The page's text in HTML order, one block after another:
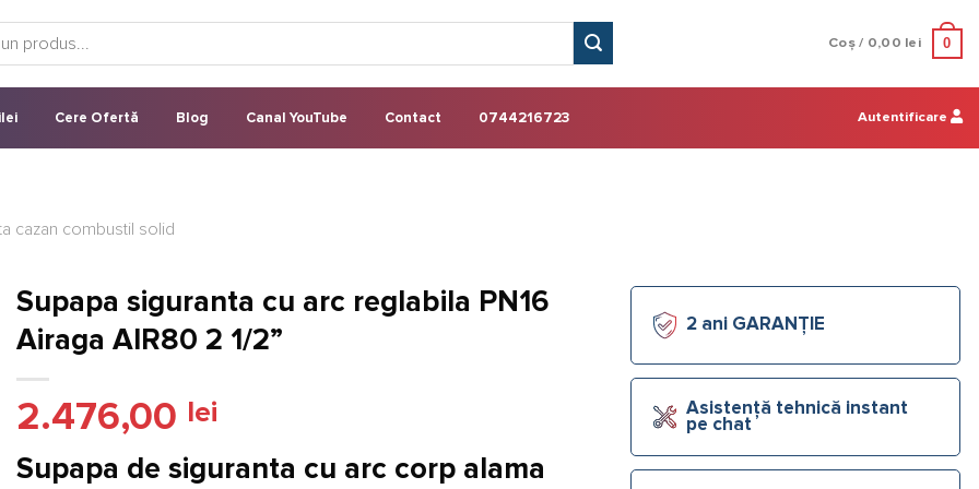
Coș / 0,00 lei 0
Cere Ofertă Blog Canal YouTube Contact 0744216723 Autentificare
cazan combustil solid
Supapa siguranta cu arc reglabila PN16
Airaga AIR80 2 1/2”
2.476,00
lei
Supapa de siguranta cu arc corp alama
2 ani GARANȚIE
Asistență tehnică instant
pe chat